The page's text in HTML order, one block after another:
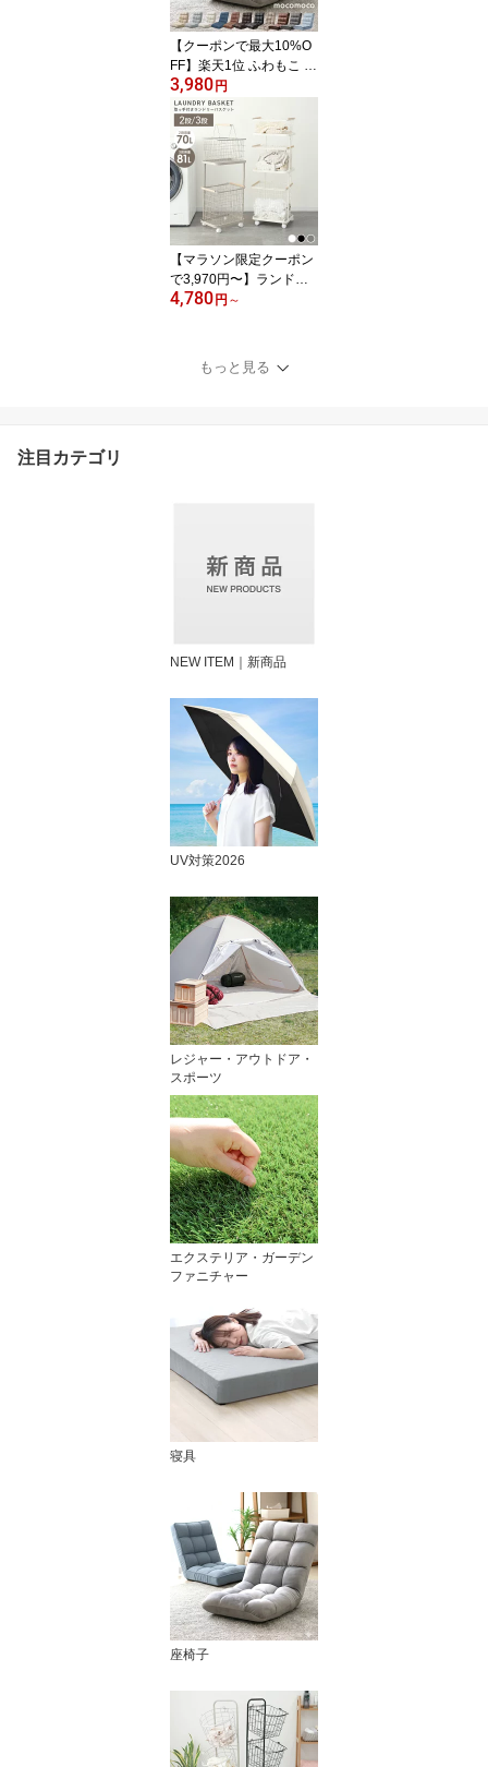
ー キッズ おしゃれ かわ
いい 屋内 屋外 水遊び 犬
猫【クーポンで最大10%O
FF】楽天1位 ふわもこ 座
椅子 リクライニング 14
段階 KoYo製ギア コンパ
クト おしゃれ もこもこ
座イス リクライニングチ
ェア フロアチェア 折り
たたみ 軽量 一人用 リラ
ックスチェア リビングチ
ェア 背もたれ 父の日 ギ
3,980円
【マラソン限定クーポン
で3,970円〜】ランドリ
ーバスケット 2段 3段 ス
ラック ランドリーワゴン
洗濯かご 洗濯物入れ か
4,780円 ～
もっと見る
注目カテゴリ
NEW ITEM｜新商品
UV対策2026
レジャー・アウトドア・
スポーツ
エクステリア・ガーデン
ファニチャー
寝具
座椅子